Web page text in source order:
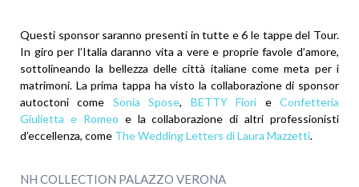
Questi sponsor saranno presenti in tutte e 6 le tappe del Tour.
In giro per l’Italia daranno vita a vere e proprie favole d’amore,
sottolineando la bellezza delle città italiane come meta per i
matrimoni. La prima tappa ha visto la collaborazione di sponsor
autoctoni come Sonia Spose, BETTY Fiori eConfetteria
Giulietta e Romeo e la collaborazione di altri professionisti
d’eccellenza, come The Wedding Letters di Laura Mazzetti.
NH COLLECTION PALAZZO VERONA